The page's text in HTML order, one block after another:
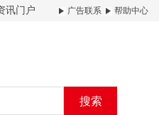
讯门户 广告联系 帮助中心
搜索